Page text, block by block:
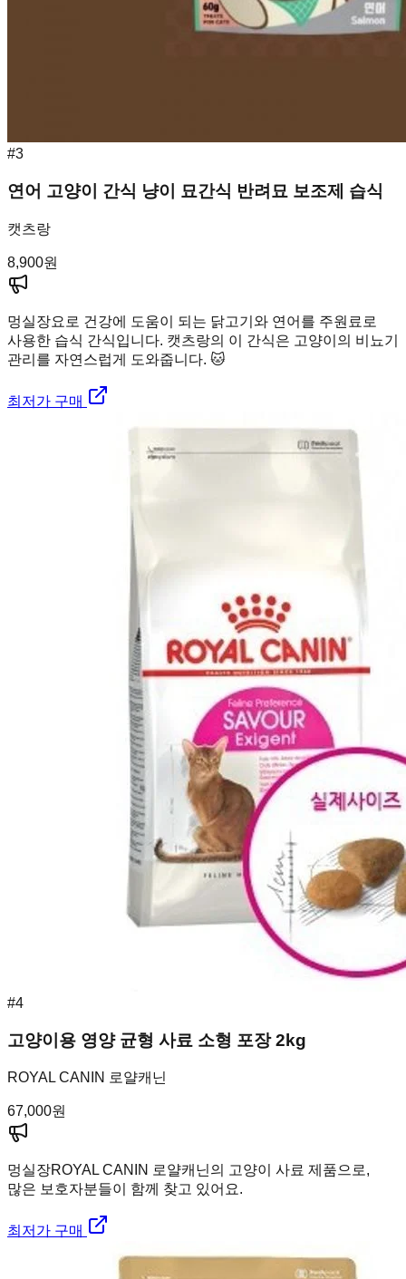
#3
연어 고양이 간식 냥이 묘간식 반려묘 보조제 습식
캣츠랑
8,900원
멍실장요로 건강에 도움이 되는 닭고기와 연어를 주원료로
사용한 습식 간식입니다. 캣츠랑의 이 간식은 고양이의 비뇨기
관리를 자연스럽게 도와줍니다. 🐱
최저가 구매
#4
고양이용 영양 균형 사료 소형 포장 2kg
ROYAL CANIN 로얄캐닌
67,000원
멍실장ROYAL CANIN 로얄캐닌의 고양이 사료 제품으로,
많은 보호자분들이 함께 찾고 있어요.
최저가 구매